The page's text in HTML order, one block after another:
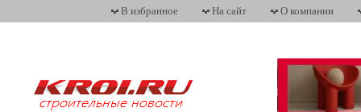
В избранное На сайт О компании